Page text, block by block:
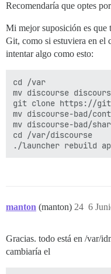
Recomendaría que optes
Mi mejor suposición es que
Git, como si estuviera en el
intentar algo como esto:
cd /var
mv discourse
git clone https://
mv discourse-bad/
mv discourse-bad/
cd /var/discourse
manton (manton) 6
24
Gracias. todo está en /var/
cambiaría el